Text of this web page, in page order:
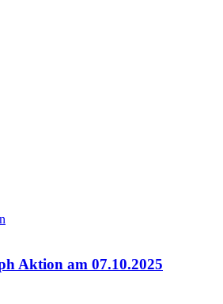
Aktion am 07.10.2025